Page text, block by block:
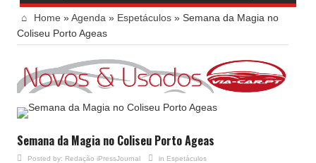
Home »Agenda » Espetáculos » Semana da Magia no
Coliseu Porto Ageas
Semana da Magia no Coliseu Porto Ageas
Posted by: Redação iPressJournal in Espetáculos